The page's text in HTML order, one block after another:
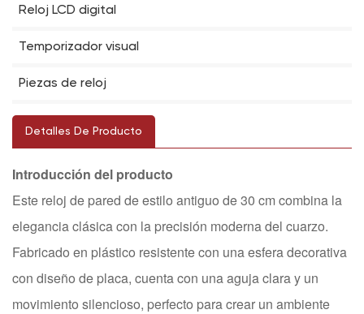
Reloj LCD digital
Temporizador visual
Piezas de reloj
Detalles De Producto
Introducción del producto
Este reloj de pared de estilo antiguo de 30 cm combina la
elegancia clásica con la precisión moderna del cuarzo.
Fabricado en plástico resistente con una esfera decorativa
con diseño de placa, cuenta con una aguja clara y un
movimiento silencioso, perfecto para crear un ambiente